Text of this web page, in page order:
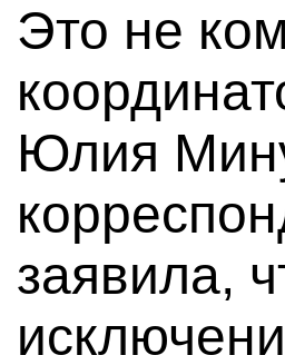
Это не
Юлия
заявила,